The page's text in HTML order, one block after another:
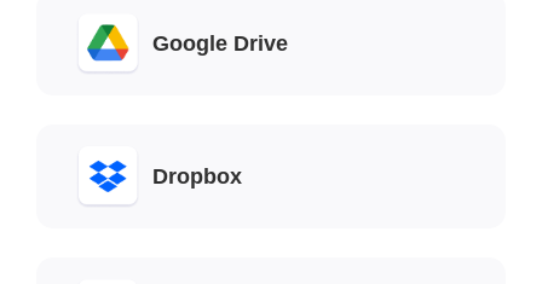
Google Drive
Dropbox